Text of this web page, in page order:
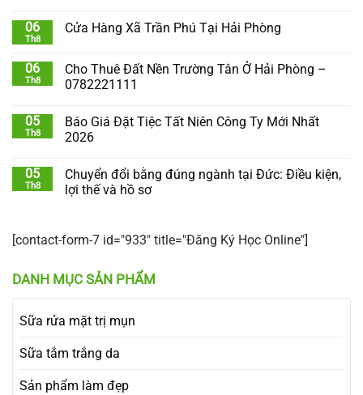
06
Th8
Cửa Hàng Xã Trần Phú Tại Hải Phòng
06
Th8
Cho Thuê Đất Nền Trường Tân Ở Hải Phòng –
0782221111
05
Th8
Báo Giá Đặt Tiệc Tất Niên Công Ty Mới Nhất
2026
05
Th8
Chuyển đổi bằng đúng ngành tại Đức: Điều kiện,
lợi thế và hồ sơ
[contact-form-7 id="933" title="Đăng Ký Học Online"]
DANH MỤC SẢN PHẨM
Sữa rửa mặt trị mụn
Sữa tắm trắng da
Sản phẩm làm đẹp